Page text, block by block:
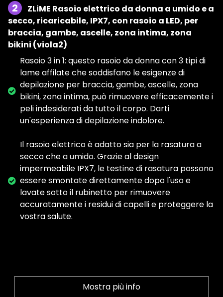
2
ZLiME Rasoio elettrico da donna a umido e a
secco, ricaricabile, IPX7, con rasoio a LED, per
braccia, gambe, ascelle, zona intima, zona
bikini (viola2)
Rasoio 3 in 1: questo rasoio da donna con 3 tipi di
lame affilate che soddisfano le esigenze di
depilazione per braccia, gambe, ascelle, zona
bikini, zona intima, può rimuovere efficacemente i
peli indesiderati da tutto il corpo. Darti
un'esperienza di depilazione indolore.
Il rasoio elettrico è adatto sia per la rasatura a
secco che a umido. Grazie al design
impermeabile IPX7, le testine di rasatura possono
essere smontate direttamente dopo l'uso e
lavate sotto il rubinetto per rimuovere
accuratamente i residui di capelli e proteggere la
vostra salute.
Mostra più info